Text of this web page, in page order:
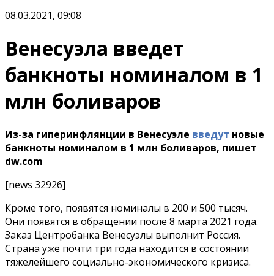
08.03.2021, 09:08
Венесуэла введет
банкноты номиналом в 1
млн боливаров
Из-за гиперинфлянции в Венесуэле введут новые
банкноты номиналом в 1 млн боливаров, пишет
dw.com
[news 32926]
Кроме того, появятся номиналы в 200 и 500 тысяч.
Они появятся в обращении после 8 марта 2021 года.
Заказ Центробанка Венесуэлы выполнит Россия.
Страна уже почти три года находится в состоянии
тяжелейшего социально-экономического кризиса.